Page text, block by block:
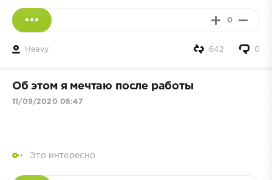
0
Heavy 0
642
Об этом я мечтаю после работы
11/09/2020 08:47
Это интересно